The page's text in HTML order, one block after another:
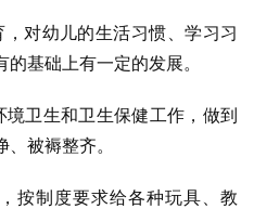
对幼儿的生活习惯、学习习
基础上有一定的发展。
卫生和卫生保健工作，做到
被褥整齐。
按制度要求给各种玩具、教